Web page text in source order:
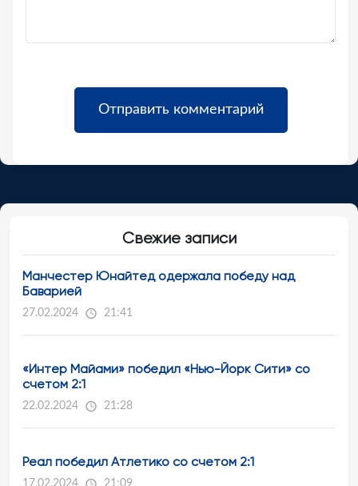
Свежие записи
Манчестер Юнайтед одержала победу над
Баварией
27.02.2024 21:41
«Интер Майами» победил «Нью-Йорк Сити» со
счетом 2:1
22.02.2024 21:28
Реал победил Атлетико со счетом 2:1
17.02.2024 21:09